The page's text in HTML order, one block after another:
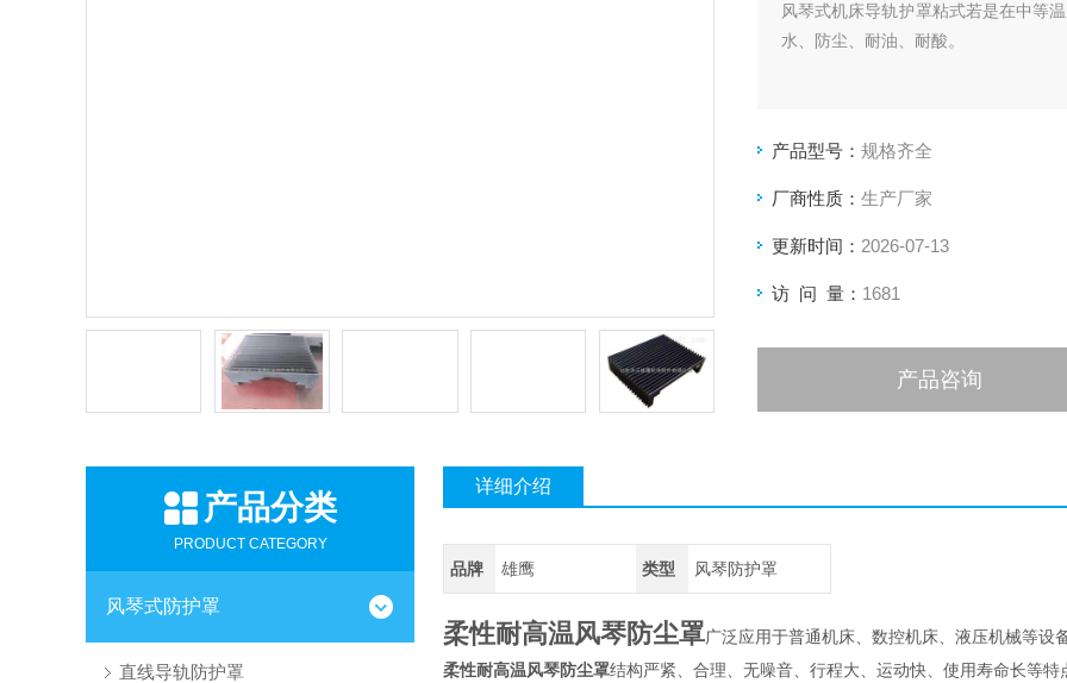
风琴式机床导轨护罩粘式若是在中等
水、防尘、耐油、耐酸。
产品型号： 规格齐全
厂商性质： 生产厂家
更新时间： 2026-07-13
访 问 量： 1681
产品咨询
产品分类
PRODUCT CATEGORY
风琴式防护罩
直线导轨防护罩
详细介绍
品牌 雄鹰 类型 风琴防护罩
柔性耐高温风琴防尘罩广泛应用于普通机床、数控机床、液压机械等设
柔性耐高温风琴防尘罩结构严紧、合理、无噪音、行程大、运动快、使用寿命长等